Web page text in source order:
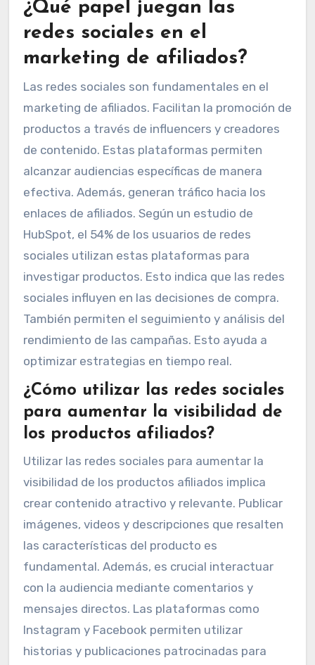
¿Qué papel juegan las
redes sociales en el
marketing de afiliados?
Las redes sociales son fundamentales en el
marketing de afiliados. Facilitan la promoción de
productos a través de influencers y creadores
de contenido. Estas plataformas permiten
alcanzar audiencias específicas de manera
efectiva. Además, generan tráfico hacia los
enlaces de afiliados. Según un estudio de
HubSpot, el 54% de los usuarios de redes
sociales utilizan estas plataformas para
investigar productos. Esto indica que las redes
sociales influyen en las decisiones de compra.
También permiten el seguimiento y análisis del
rendimiento de las campañas. Esto ayuda a
optimizar estrategias en tiempo real.
¿Cómo utilizar las redes sociales
para aumentar la visibilidad de
los productos afiliados?
Utilizar las redes sociales para aumentar la
visibilidad de los productos afiliados implica
crear contenido atractivo y relevante. Publicar
imágenes, videos y descripciones que resalten
las características del producto es
fundamental. Además, es crucial interactuar
con la audiencia mediante comentarios y
mensajes directos. Las plataformas como
Instagram y Facebook permiten utilizar
historias y publicaciones patrocinadas para